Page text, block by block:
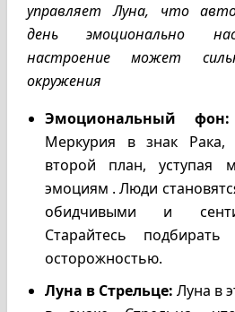
управляет Луна, что
день эмоционально
настроение может
окружения
Эмоциональный фон:
Меркурия в знак Рака,
второй план, уступая
эмоциям . Люди
обидчивыми и
Старайтесь
осторожностью.
Луна в Стрельце: Луна в